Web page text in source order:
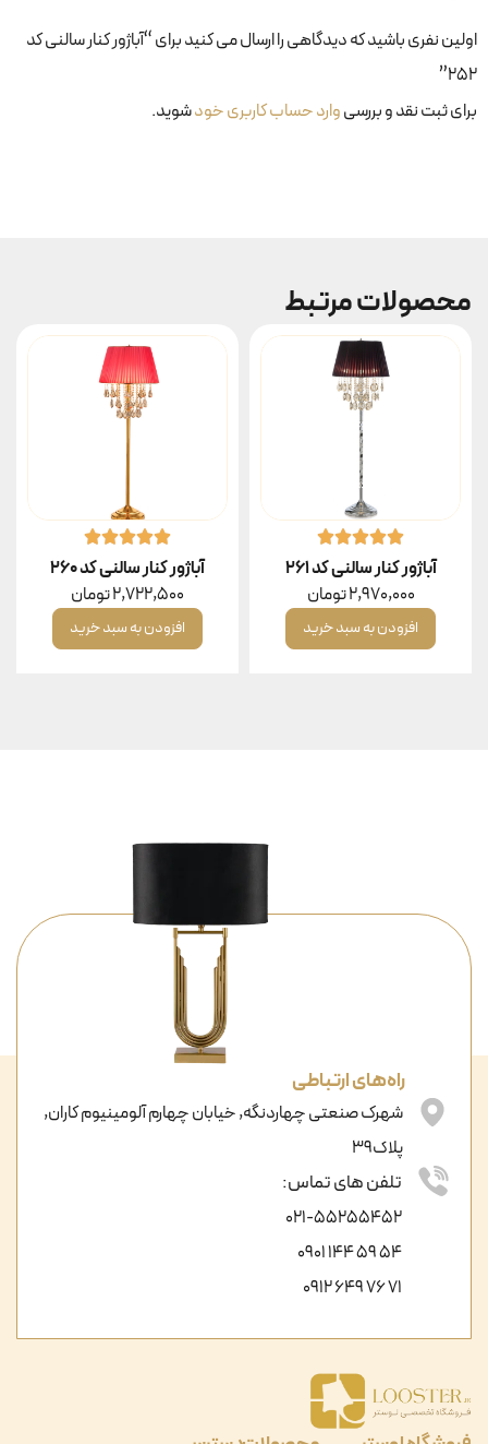
اولین نفری باشید که دیدگاهی را ارسال می کنید برای “آباژور کنار سالنی کد
۲۵۲”
برای ثبت نقد و بررسیوارد حساب کاربری خودشوید.
محصولات مرتبط
آباژور کنار سالنی کد ۲۶۱
2,970,000تومان
افزودن به سبد خرید
آباژور کنار سالنی کد ۲۶۰
2,722,500تومان
افزودن به سبد خرید
راه‌های ارتباطی
شهرک صنعتی چهاردنگه, خیابان چهارم آلومینیوم کاران,
پلاک39
تلفن های تماس:
021-55255452
54 59 144 0901
71 76 649 0912